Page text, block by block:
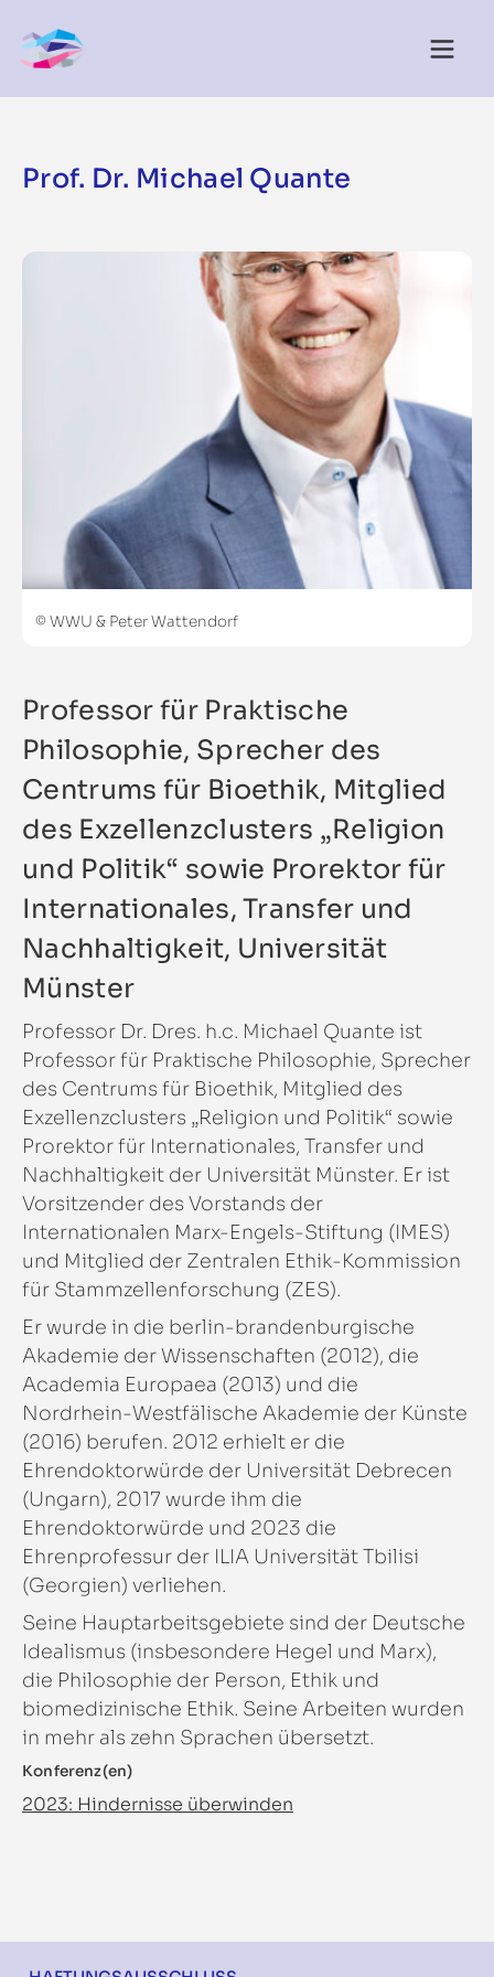
Prof. Dr. Michael Quante
© WWU & Peter Wattendorf
Professor für Praktische
Philosophie, Sprecher des
Centrums für Bioethik, Mitglied
des Exzellenzclusters „Religion
und Politik“ sowie Prorektor für
Internationales, Transfer und
Nachhaltigkeit, Universität
Münster
Professor Dr. Dres. h.c. Michael Quante ist
Professor für Praktische Philosophie, Sprecher
des Centrums für Bioethik, Mitglied des
Exzellenzclusters „Religion und Politik“ sowie
Prorektor für Internationales, Transfer und
Nachhaltigkeit der Universität Münster. Er ist
Vorsitzender des Vorstands der
Internationalen Marx-Engels-Stiftung (IMES)
und Mitglied der Zentralen Ethik-Kommission
für Stammzellenforschung (ZES).
Er wurde in die berlin-brandenburgische
Akademie der Wissenschaften (2012), die
Academia Europaea (2013) und die
Nordrhein-Westfälische Akademie der Künste
(2016) berufen. 2012 erhielt er die
Ehrendoktorwürde der Universität Debrecen
(Ungarn), 2017 wurde ihm die
Ehrendoktorwürde und 2023 die
Ehrenprofessur der ILIA Universität Tbilisi
(Georgien) verliehen.
Seine Hauptarbeitsgebiete sind der Deutsche
Idealismus (insbesondere Hegel und Marx),
die Philosophie der Person, Ethik und
biomedizinische Ethik. Seine Arbeiten wurden
in mehr als zehn Sprachen übersetzt.
Konferenz(en)
2023: Hindernisse überwinden